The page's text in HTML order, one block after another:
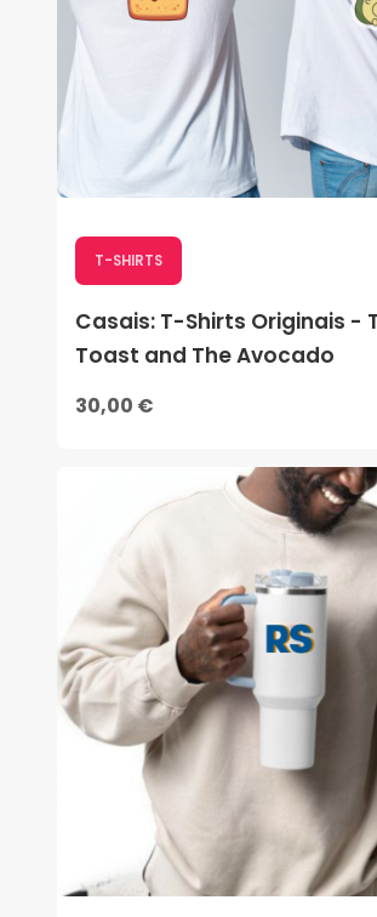
T-SHIRTS
Casais: T-Shirts Originais -
Toast and The Avocado
30,00 €